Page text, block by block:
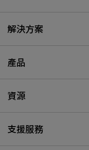
解決方案
產品
資源
支援服務